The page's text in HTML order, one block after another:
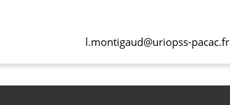
l.montigaud@uriopss-pacac.fr